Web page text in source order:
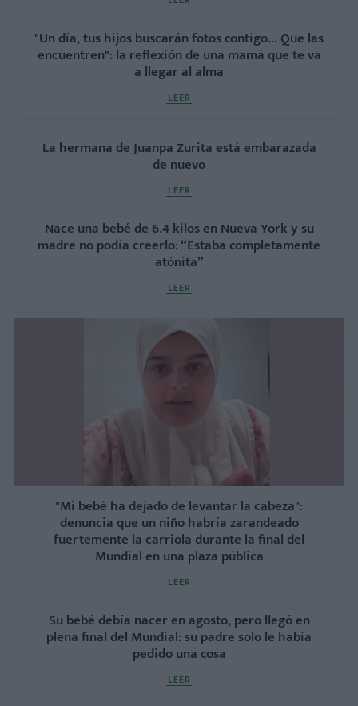
"Un día, tus hijos buscarán fotos contigo... Que las
encuentren": la reflexión de una mamá que te va
a llegar al alma
LEER
La hermana de Juanpa Zurita está embarazada
de nuevo
LEER
Nace una bebé de 6.4 kilos en Nueva York y su
madre no podía creerlo: “Estaba completamente
atónita”
LEER
"Mi bebé ha dejado de levantar la cabeza":
denuncia que un niño habría zarandeado
fuertemente la carriola durante la final del
Mundial en una plaza pública
LEER
Su bebé debía nacer en agosto, pero llegó en
plena final del Mundial: su padre solo le había
pedido una cosa
LEER